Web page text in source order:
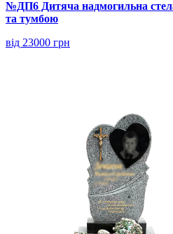
№ДП6 Дитяча надмогильна
та тумбою
від 23000 грн